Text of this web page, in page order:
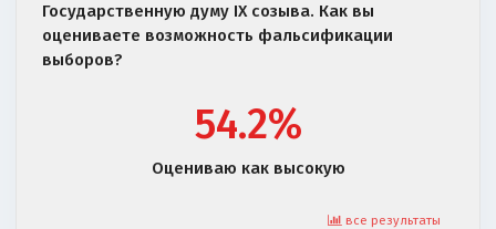
Государственную думу IX созыва. Как вы
оцениваете возможность фальсификации
выборов?
54.2%
Оцениваю как высокую
все результаты